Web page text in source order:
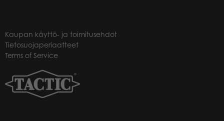
Kaupan käyttö- ja toimitusehdot
Tietosuojaperiaatteet
Terms of Service